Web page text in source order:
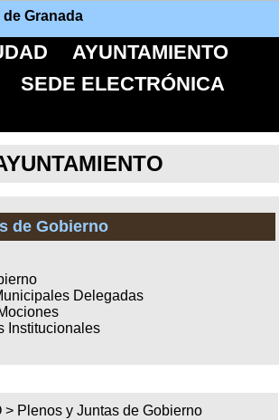
Granada
AYUNTAMIENTO
SEDE ELECTRÓNICA
de Gobierno
Delegadas
Institucionales
> Plenos y Juntas de Gobierno